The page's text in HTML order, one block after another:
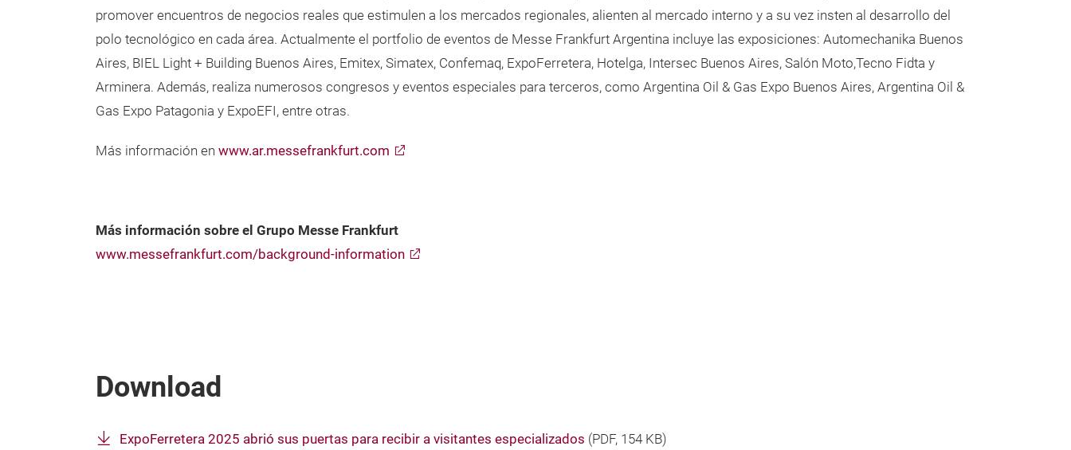
promover encuentros de negocios reales que estimulen a los mercados regionales, alienten al mercado interno y a su vez insten al desarrollo del
polo tecnológico en cada área. Actualmente el portfolio de eventos de Messe Frankfurt Argentina incluye las exposiciones: Automechanika Buenos
Aires, BIEL Light + Building Buenos Aires, Emitex, Simatex, Confemaq, ExpoFerretera, Hotelga, Intersec Buenos Aires, Salón Moto,Tecno Fidta y
Arminera. Además, realiza numerosos congresos y eventos especiales para terceros, como Argentina Oil & Gas Expo Buenos Aires, Argentina Oil &
Gas Expo Patagonia y ExpoEFI, entre otras.
Más información en www.ar.messefrankfurt.com
Más información sobre el Grupo Messe Frankfurt
www.messefrankfurt.com/background-information
Download
ExpoFerretera 2025 abrió sus puertas para recibir a visitantes especializados (PDF, 154 KB)